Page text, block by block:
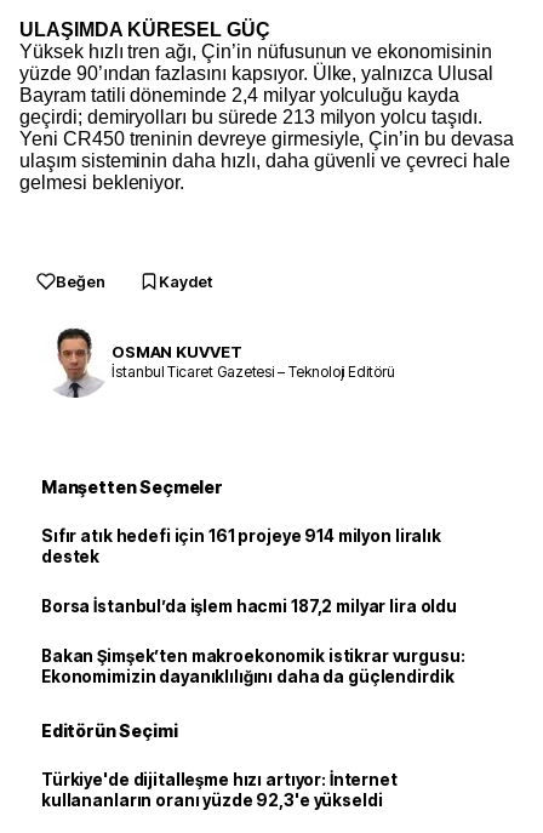
ULAŞIMDA KÜRESEL GÜÇ
Yüksek hızlı tren ağı, Çin’in nüfusunun ve ekonomisinin
yüzde 90’ından fazlasını kapsıyor. Ülke, yalnızca Ulusal
Bayram tatili döneminde 2,4 milyar yolculuğu kayda
geçirdi; demiryolları bu sürede 213 milyon yolcu taşıdı.
Yeni CR450 treninin devreye girmesiyle, Çin’in bu devasa
ulaşım sisteminin daha hızlı, daha güvenli ve çevreci hale
gelmesi bekleniyor.
Beğen Kaydet
OSMAN KUVVET
İstanbul Ticaret Gazetesi – Teknoloji Editörü
Manşetten Seçmeler
Sıfır atık hedefi için 161 projeye 914 milyon liralık
destek
Borsa İstanbul’da işlem hacmi 187,2 milyar lira oldu
Bakan Şimşek’ten makroekonomik istikrar vurgusu:
Ekonomimizin dayanıklılığını daha da güçlendirdik
Editörün Seçimi
Türkiye'de dijitalleşme hızı artıyor: İnternet
kullananların oranı yüzde 92,3'e yükseldi